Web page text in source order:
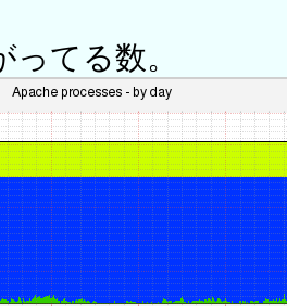
てる数。